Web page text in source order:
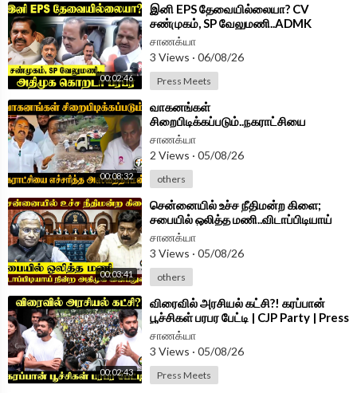
00:02:46
⁣இனி EPS தேவையில்லையா? CV
சண்முகம், SP வேலுமணி..ADMK
கொறடா Agri Krishnamoorthy Press
Meet |
சாணக்யா
3 Views · 06/08/26
Press Meets
00:08:32
⁣வாகனங்கள்
சிறைபிடிக்கப்படும்..நகராட்சியை
எச்சரித்த Aswathaman!! | Press
Meet | BJP Tamilnadu | TVK
சாணக்யா
2 Views · 05/08/26
others
00:03:41
⁣சென்னையில் உச்ச நீதிமன்ற கிளை;
சபையில் ஒலித்த மணி..விடாப்பிடியாய்
நின்ற ADMK MP Inbadurai
சாணக்யா
3 Views · 05/08/26
others
00:02:43
⁣விரைவில் அரசியல் கட்சி?! கரப்பான்
பூச்சிகள் பரபர பேட்டி | CJP Party | Press
Meet
சாணக்யா
3 Views · 05/08/26
Press Meets